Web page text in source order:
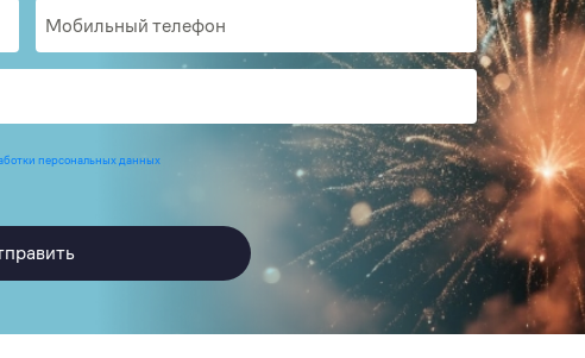
персональных данных